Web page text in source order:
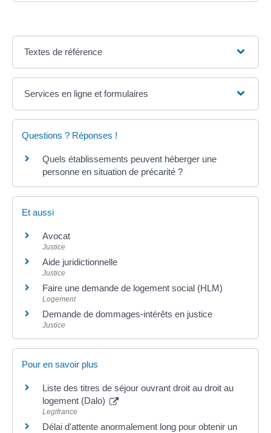
Textes de référence
Services en ligne et formulaires
Questions ? Réponses !
Quels établissements peuvent héberger une
personne en situation de précarité ?
Et aussi
Avocat
Justice
Aide juridictionnelle
Justice
Faire une demande de logement social (HLM)
Logement
Demande de dommages-intérêts en justice
Justice
Pour en savoir plus
Liste des titres de séjour ouvrant droit au droit au
logement (Dalo)
Legifrance
Délai d'attente anormalement long pour obtenir un